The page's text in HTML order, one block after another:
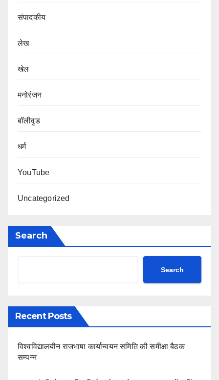
संपादकीय
लेख
खेल
मनोरंजन
बॉलीवुड
धर्म
YouTube
Uncategorized
Search
Search
Recent Posts
विश्वविद्यालयीन राजभाषा कार्यान्वयन समिति की समीक्षा बैठक
सम्पन्न